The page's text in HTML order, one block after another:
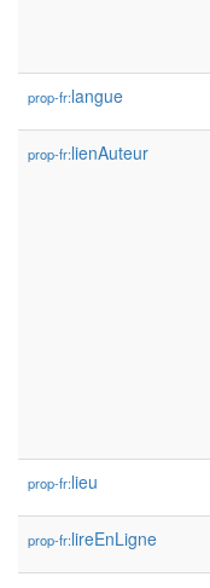
prop-fr:langue
prop-fr:lienAuteur
prop-fr:lieu
prop-fr:lireEnLigne